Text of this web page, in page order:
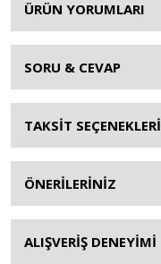
ÜRÜN YORUMLARI
SORU & CEVAP
TAKSİT SEÇENEKLERİ
ÖNERİLERİNİZ
ALIŞVERİŞ DENEYİMİ